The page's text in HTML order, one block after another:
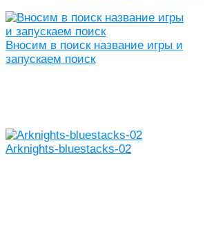
Вносим в поиск название игры и
запускаем поиск
Arknights-bluestacks-02